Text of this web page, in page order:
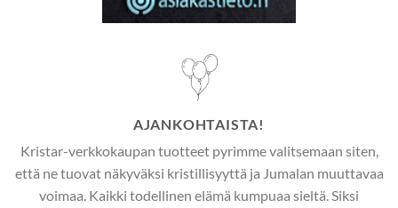
AJANKOHTAISTA!
Kristar-verkkokaupan tuotteet pyrimme valitsemaan siten,
että ne tuovat näkyväksi kristillisyyttä ja Jumalan muuttavaa
voimaa. Kaikki todellinen elämä kumpuaa sieltä. Siksi